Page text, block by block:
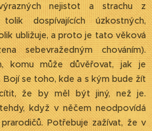
nejistot a strachu z
dospívajících úzkostných,
ubližuje, a proto je tato věková
sebevražedným chováním).
komu může důvěřovat, jak je
Bojí se toho, kde a s kým bude žít
že by měl být jiný, než je.
když v něčem neodpovídá
Potřebuje zažívat, že v